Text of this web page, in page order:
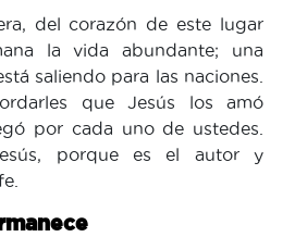
del corazón de este lugar
la vida abundante; una
saliendo para las naciones.
que Jesús los amó
por cada uno de ustedes.
porque es el autor y